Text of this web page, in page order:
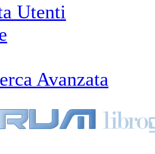
Utenti
Avanzata